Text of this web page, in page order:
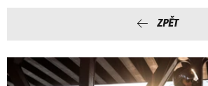
ZPĚT